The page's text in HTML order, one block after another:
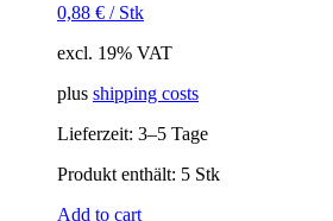
0,88 € / Stk
excl. 19% VAT
plus shipping costs
Lieferzeit: 3–5 Tage
Produkt enthält: 5 Stk
Add to cart